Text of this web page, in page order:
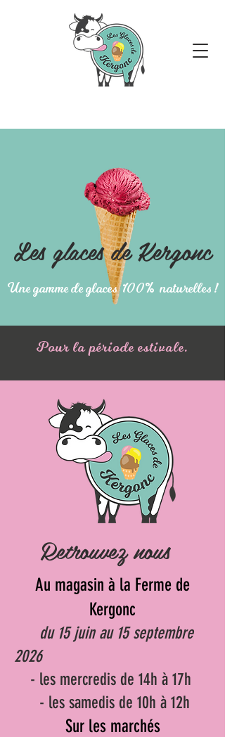
Les glaces de Kergonc
Une gamme de glaces 100% naturelles !
Pour la période estivale.
Retrouvez nous
Au magasin à la Ferme de
Kergonc
du 15 juin au 15 septembre
2026
- les mercredis de 14h à 17h
- les samedis de 10h à 12h
Sur les marchés